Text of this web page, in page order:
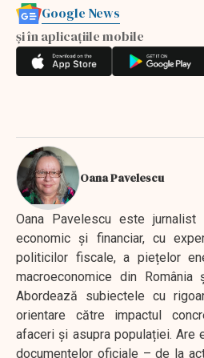
Google News
și în aplicațiile mobile
Oana Pavelescu
Oana Pavelescu este
economic și financiar, cu
politicilor fiscale, a piețelor
macroeconomice din
Abordează subiectele cu
orientare către impactul
afaceri și asupra populației. Are
documentelor oficiale – de la